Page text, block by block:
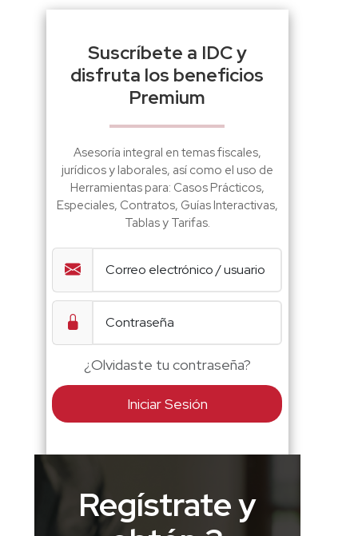
Suscríbete a IDC y
disfruta los beneficios
Premium
Asesoría integral en temas fiscales,
jurídicos y laborales, así como el uso de
Herramientas para: Casos Prácticos,
Especiales, Contratos, Guías Interactivas,
Tablas y Tarifas.
¿Olvidaste tu contraseña?
Iniciar Sesión
Regístrate y